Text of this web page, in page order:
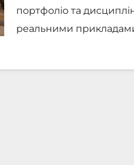
портфоліо та
реальними прикладами